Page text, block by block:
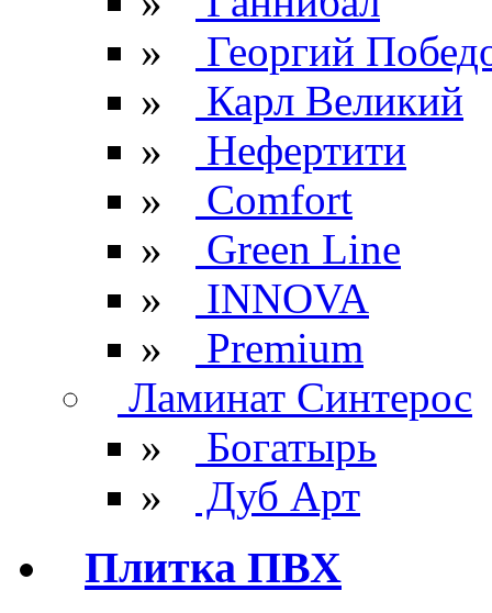
»
Георгий
»
Карл Великий
»
Нефертити
»
Comfort
»
Green Line
»
INNOVA
»
Premium
Ламинат Синтерос
»
Богатырь
»
Дуб Арт
Плитка ПВХ